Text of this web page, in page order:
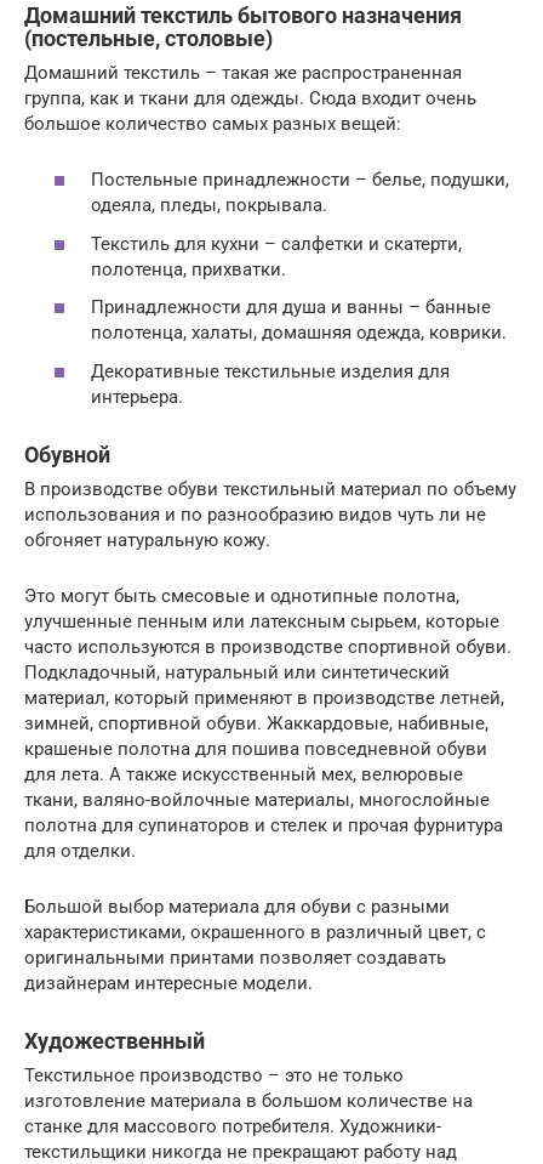
Домашний текстиль бытового назначения
(постельные, столовые)
Домашний текстиль – такая же распространенная
группа, как и ткани для одежды. Сюда входит очень
большое количество самых разных вещей:
Постельные принадлежности – белье, подушки,
одеяла, пледы, покрывала.
Текстиль для кухни – салфетки и скатерти,
полотенца, прихватки.
Принадлежности для душа и ванны – банные
полотенца, халаты, домашняя одежда, коврики.
Декоративные текстильные изделия для
интерьера.
Обувной
В производстве обуви текстильный материал по объему
использования и по разнообразию видов чуть ли не
обгоняет натуральную кожу.
Это могут быть смесовые и однотипные полотна,
улучшенные пенным или латексным сырьем, которые
часто используются в производстве спортивной обуви.
Подкладочный, натуральный или синтетический
материал, который применяют в производстве летней,
зимней, спортивной обуви. Жаккардовые, набивные,
крашеные полотна для пошива повседневной обуви
для лета. А также искусственный мех, велюровые
ткани, валяно-войлочные материалы, многослойные
полотна для супинаторов и стелек и прочая фурнитура
для отделки.
Большой выбор материала для обуви с разными
характеристиками, окрашенного в различный цвет, с
оригинальными принтами позволяет создавать
дизайнерам интересные модели.
Художественный
Текстильное производство – это не только
изготовление материала в большом количестве на
станке для массового потребителя. Художники-
текстильщики никогда не прекращают работу над